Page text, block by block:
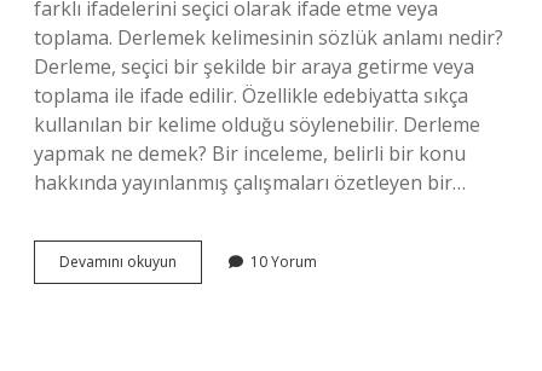
farklı ifadelerini seçici olarak ifade etme veya
toplama. Derlemek kelimesinin sözlük anlamı nedir?
Derleme, seçici bir şekilde bir araya getirme veya
toplama ile ifade edilir. Özellikle edebiyatta sıkça
kullanılan bir kelime olduğu söylenebilir. Derleme
yapmak ne demek? Bir inceleme, belirli bir konu
hakkında yayınlanmış çalışmaları özetleyen bir…
Devamını okuyun Derleme
Nedir
10 Yorum